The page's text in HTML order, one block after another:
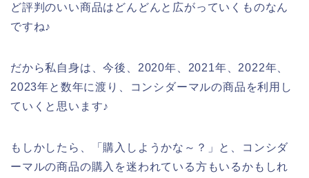
ど評判のいい商品はどんどんと広がっていくものなん
ですね♪
だから私自身は、今後、2020年、2021年、2022年、
2023年と数年に渡り、コンシダーマルの商品を利用し
ていくと思います♪
もしかしたら、「購入しようかな～？」と、コンシダ
ーマルの商品の購入を迷われている方もいるかもしれ